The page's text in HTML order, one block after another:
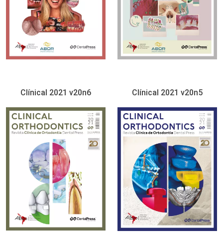
Clínical 2021 v20n6 Clínical 2021 v20n5